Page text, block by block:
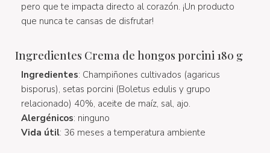
pero que te impacta directo al corazón. ¡Un producto
que nunca te cansas de disfrutar!
Ingredientes Crema de hongos porcini 180 g
Ingredientes: Champiñones cultivados (agaricus
bisporus), setas porcini (Boletus edulis y grupo
relacionado) 40%, aceite de maíz, sal, ajo.
Alergénicos: ninguno
Vida útil: 36 meses a temperatura ambiente